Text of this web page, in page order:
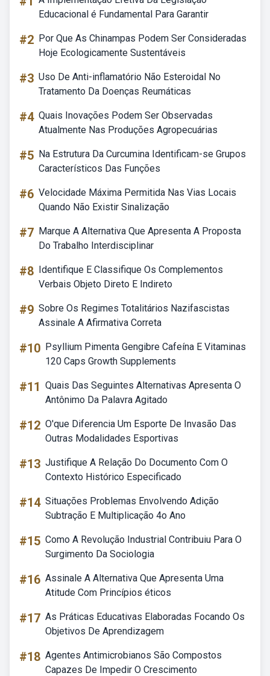
Educacional é Fundamental Para Garantir
#2 Por Que As Chinampas Podem Ser Consideradas
Hoje Ecologicamente Sustentáveis
#3 Uso De Anti-inflamatório Não Esteroidal No
Tratamento Da Doenças Reumáticas
#4 Quais Inovações Podem Ser Observadas
Atualmente Nas Produções Agropecuárias
#5 Na Estrutura Da Curcumina Identificam-se Grupos
Característicos Das Funções
#6 Velocidade Máxima Permitida Nas Vias Locais
Quando Não Existir Sinalização
#7 Marque A Alternativa Que Apresenta A Proposta
Do Trabalho Interdisciplinar
#8 Identifique E Classifique Os Complementos
Verbais Objeto Direto E Indireto
#9 Sobre Os Regimes Totalitários Nazifascistas
Assinale A Afirmativa Correta
#10 Psyllium Pimenta Gengibre Cafeína E Vitaminas
120 Caps Growth Supplements
#11 Quais Das Seguintes Alternativas Apresenta O
Antônimo Da Palavra Agitado
#12 O'que Diferencia Um Esporte De Invasão Das
Outras Modalidades Esportivas
#13 Justifique A Relação Do Documento Com O
Contexto Histórico Especificado
#14 Situações Problemas Envolvendo Adição
Subtração E Multiplicação 4o Ano
#15 Como A Revolução Industrial Contribuiu Para O
Surgimento Da Sociologia
#16 Assinale A Alternativa Que Apresenta Uma
Atitude Com Princípios éticos
#17 As Práticas Educativas Elaboradas Focando Os
Objetivos De Aprendizagem
#18 Agentes Antimicrobianos São Compostos
Capazes De Impedir O Crescimento